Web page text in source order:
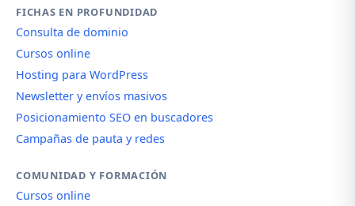
FICHAS EN PROFUNDIDAD
Consulta de dominio
Cursos online
Hosting para WordPress
Newsletter y envíos masivos
Posicionamiento SEO en buscadores
Campañas de pauta y redes
COMUNIDAD Y FORMACIÓN
Cursos online